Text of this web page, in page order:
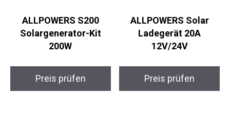
ALLPOWERS S200
Solargenerator-Kit
200W
Preis prüfen
ALLPOWERS Solar
Ladegerät 20A
12V/24V
Preis prüfen